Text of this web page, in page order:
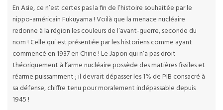
En Asie, ce n’est certes pas la fin de l’histoire souhaitée par le
nippo-américain Fukuyama ! Voilà que la menace nucléaire
redonne à la région les couleurs de l’avant-guerre, seconde du
nom ! Celle qui est présentée par les historiens comme ayant
commencé en 1937 en Chine ! Le Japon qui n’a pas droit
théoriquement à l’arme nucléaire possède des matières fissiles et
réarme puissamment ; il devrait dépasser les 1% de PIB consacré à
sa défense, chiffre tenu pour moralement indépassable depuis
1945 !